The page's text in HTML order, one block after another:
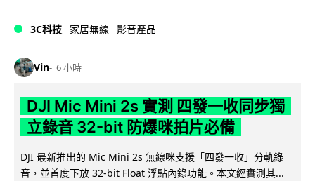
3C科技 家居無線 影音產品
Vin 6 小時
DJI Mic Mini 2s 實測 四發一收同步獨
立錄音 32-bit 防爆咪拍片必備
DJI 最新推出的 Mic Mini 2s 無線咪支援「四發一收」分軌錄
音，並首度下放 32-bit Float 浮點內錄功能。本文經實測其...